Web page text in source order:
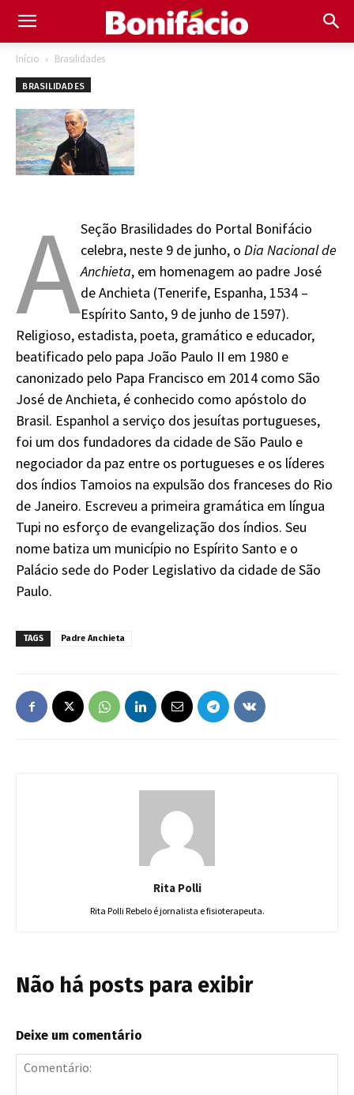
Início Brasilidades
BRASILIDADES
ASeção Brasilidades do Portal Bonifácio
celebra, neste 9 de junho, o Dia Nacional de
Anchieta, em homenagem ao padre José
de Anchieta (Tenerife, Espanha, 1534 –
Espírito Santo, 9 de junho de 1597).
Religioso, estadista, poeta, gramático e educador,
beatificado pelo papa João Paulo II em 1980 e
canonizado pelo Papa Francisco em 2014 como São
José de Anchieta, é conhecido como apóstolo do
Brasil. Espanhol a serviço dos jesuítas portugueses,
foi um dos fundadores da cidade de São Paulo e
negociador da paz entre os portugueses e os líderes
dos índios Tamoios na expulsão dos franceses do Rio
de Janeiro. Escreveu a primeira gramática em língua
Tupi no esforço de evangelização dos índios. Seu
nome batiza um município no Espírito Santo e o
Palácio sede do Poder Legislativo da cidade de São
Paulo.
TAGS Padre Anchieta
Rita Polli
Rita Polli Rebelo é jornalista e fisioterapeuta.
Não há posts para exibir
Deixe um comentário